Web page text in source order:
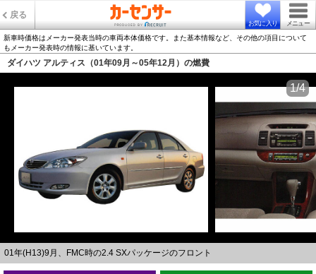
戻る
お気に入り メニュー
新車時価格はメーカー発表当時の車両本体価格です。また基本情報など、その他の項目について
もメーカー発表時の情報に基いています。
ダイハツ アルティス（01年09月～05年12月）の燃費
01年(H13)9月、FMC時の2.4 SXパッケージのフロント
1/4